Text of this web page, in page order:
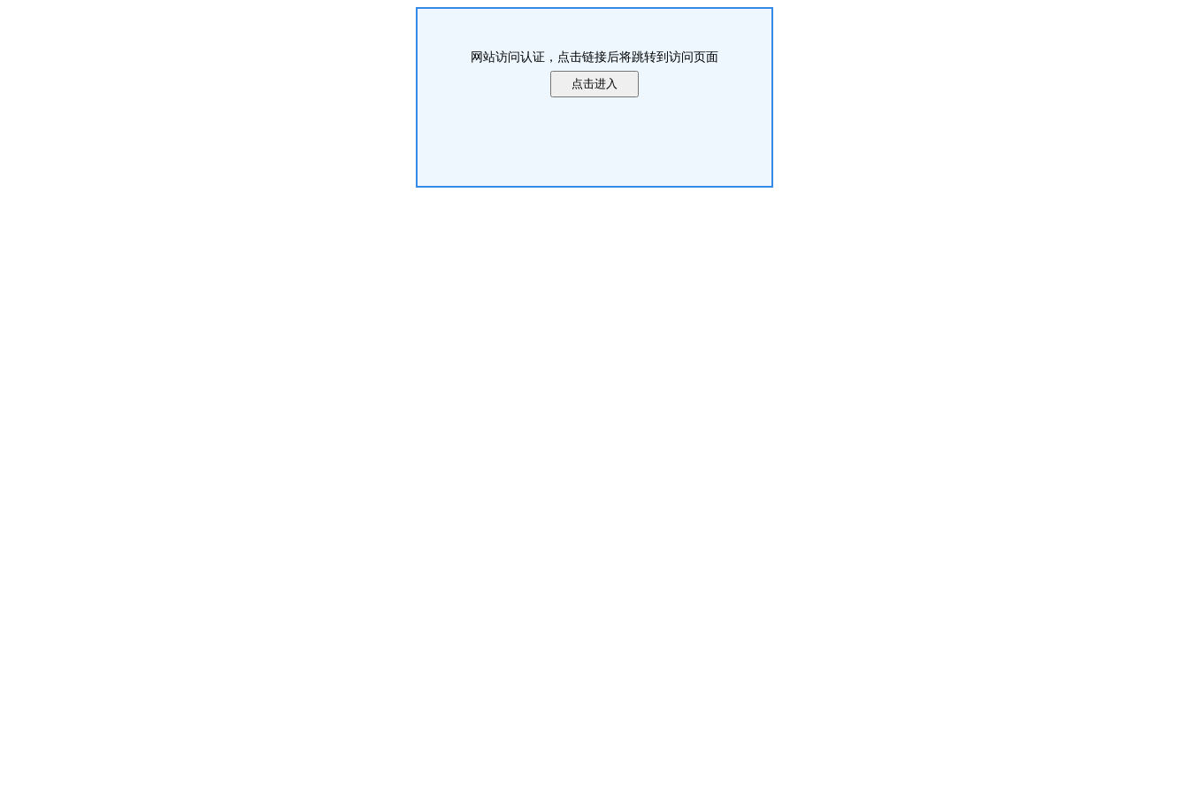
网站访问认证，点击链接后将跳转到访问页面